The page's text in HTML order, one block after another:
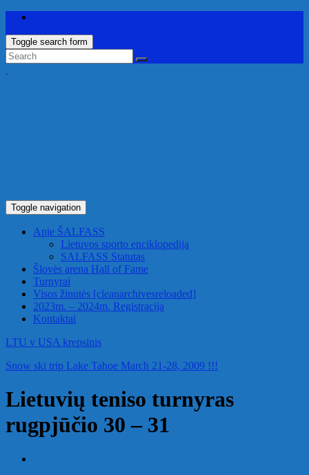
Toggle search form
Toggle navigation
Apie ŠALFASS
Lietuvos sporto enciklopedija
SALFASS Statutas
Šlovės arena Hall of Fame
Turnyrai
Visos žinutės [cleanarchivesreloaded]
2023m. – 2024m. Registracija
Kontaktai
LTU v USA krepsinis
Snow ski trip Lake Tahoe March 21-28, 2009 !!!
Lietuvių teniso turnyras
rugpjūčio 30 – 31